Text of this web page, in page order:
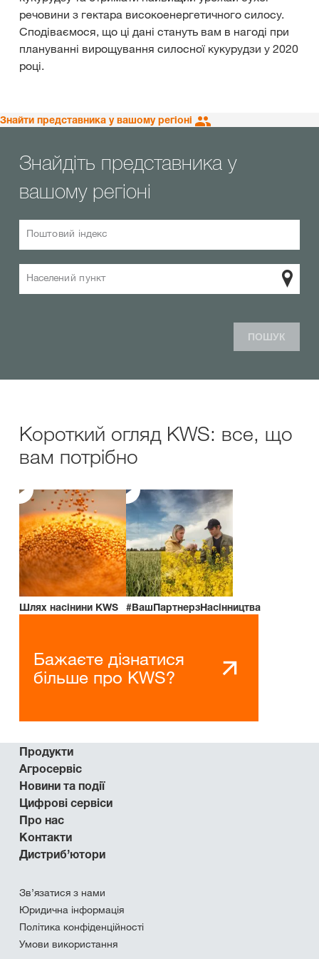
речовини з гектара високоенергетичного силосу.
Сподіваємося, що ці дані стануть вам в нагоді при
плануванні вирощування силосної кукурудзи у 2020
році.
Знайти представника у вашому регіоні
Знайдіть представника у
вашому регіоні
Поштовий індекс
Населений пункт
ПОШУК
Короткий огляд KWS: все, що
вам потрібно
Шлях насінини KWS #ВашПартнерзНасінництва
Бажаєте дізнатися
більше про KWS?
Продукти
Агросервіс
Новини та події
Цифрові сервіси
Про нас
Контакти
Дистриб’ютори
Зв’язатися з нами
Юридична інформація
Політика конфіденційності
Умови використання